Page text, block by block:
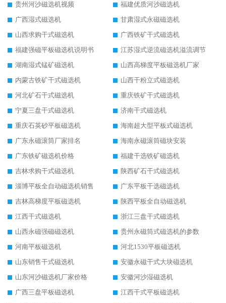
贵州河沙磁选机视频
福建优质河沙磁选机
广西湿式磁选机
甘肃湿式永磁磁选机
山西求购干式磁选机
广西铁矿干式磁选机
福建强磁平板磁选机说明书
江苏湿式逆流磁选机溢流调节
湖南湿式锰矿磁选机
山西高梯度平板磁选机厂家
内蒙古铁矿干式磁选机
山西干粉立式磁选机
河北矿石干式磁选机
重庆铁矿干式磁选机
宁夏三盘干式磁选机
济南干式磁选机
重庆石英砂平板磁选机
海南超大型平板式磁选机
广东永磁滚筒厂家排名
海南永磁滚筒磁块安装
广东铁矿磁选机价格
福建干选铁矿磁选机
吉林求购干式磁选机
陕西矿石干式磁选机
淄博平板全自动磁选机销售
广东平板干选磁选机
吉林高梯度平板磁选机
陕西平板全自动磁选机
江西干式磁选机
浙江三盘干式磁选机
山西永磁强磁磁选机
贵州永磁筒式磁选机的参数
河南平板磁选机
河北1530平板磁选机
山东销售干式磁选机
安徽永磁干式大块磁选机
山东河沙磁选机厂家价格
安徽河沙湿磁选机
广西三盘平板磁选机
江西干式平板磁选机